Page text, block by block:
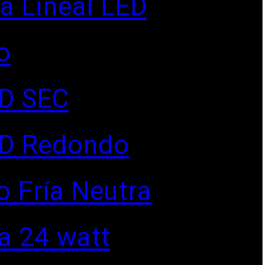
SEC
Redondo
Fría Neutra
24 watt